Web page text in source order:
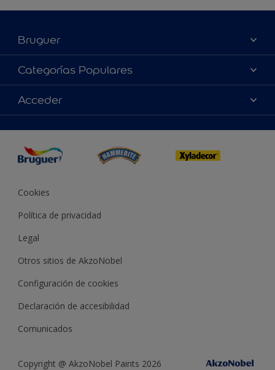
Bruguer
Acerca de Bruguer
Contacta con nosotros
Buscar una tienda
Categorías Populares
Colores
Productos
App Visualizer
Inspiración
Bruguer Color del año
Acceder
Sostenibilidad Conceptos
Cookies
Política de privacidad
Legal
Otros sitios de AkzoNobel
Configuración de cookies
Declaración de accesibilidad
Comunicados
Copyright @ AkzoNobel Paints 2026